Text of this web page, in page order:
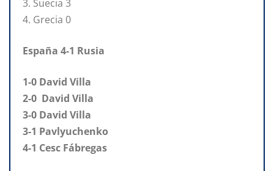
3. Suecia 3
4. Grecia 0
España 4-1 Rusia
1-0 David Villa
2-0 David Villa
3-0 David Villa
3-1 Pavlyuchenko
4-1 Cesc Fábregas